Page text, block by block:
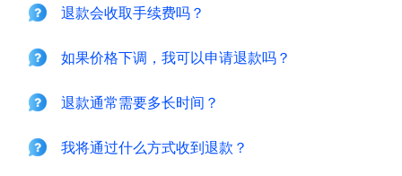
退款会收取手续费吗？
如果价格下调，我可以申请退款吗？
退款通常需要多长时间？
我将通过什么方式收到退款？